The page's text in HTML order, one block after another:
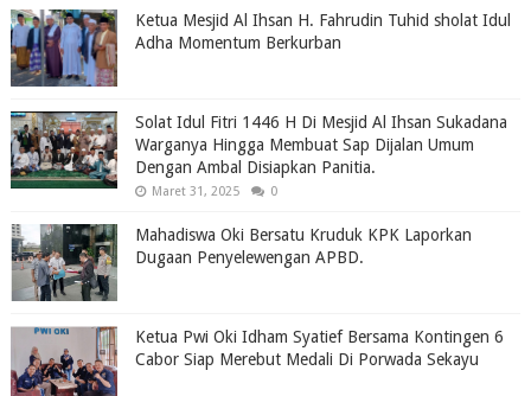
Ketua Mesjid Al Ihsan H. Fahrudin Tuhid sholat Idul
Adha Momentum Berkurban
Solat Idul Fitri 1446 H Di Mesjid Al Ihsan Sukadana
Warganya Hingga Membuat Sap Dijalan Umum
Dengan Ambal Disiapkan Panitia.
Maret 31, 2025 0
Mahadiswa Oki Bersatu Kruduk KPK Laporkan
Dugaan Penyelewengan APBD.
Ketua Pwi Oki Idham Syatief Bersama Kontingen 6
Cabor Siap Merebut Medali Di Porwada Sekayu